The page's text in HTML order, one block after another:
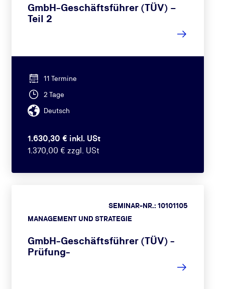
GmbH-Geschäftsführer (TÜV) –
Teil 2
11 Termine
2 Tage
Deutsch
1.630,30 € inkl. USt
1.370,00 € zzgl. USt
MANAGEMENT UND STRATEGIE
SEMINAR-NR.: 10101105
GmbH-Geschäftsführer (TÜV) -
Prüfung-